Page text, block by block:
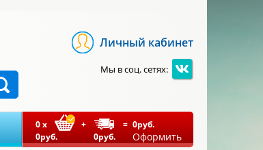
Личный кабинет
Мы в соц. сетях:
0x
0руб.
+
0руб.
= 0руб.
Оформить